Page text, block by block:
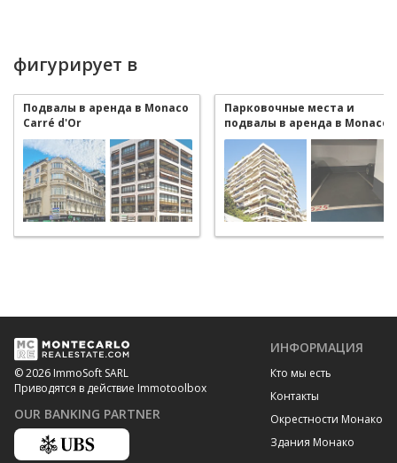
фигурирует в
Подвалы в аренда в Monaco
Carré d'Or
Парковочные места и
подвалы в аренда в Monaco
Carré d'Or
© 2026 ImmoSoft SARL
Приводятся в действие Immotoolbox
OUR BANKING PARTNER
ИНФОРМАЦИЯ
Кто мы есть
Контакты
Окрестности Монако
Здания Монако